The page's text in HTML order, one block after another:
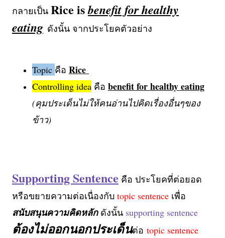
กลายเป็น Rice isbenefit for healthy
eating ดังนั้น จากประโยคตัวอย่าง
Topic คือ Rice
Controlling idea คือ benefit for healthy eating
(คุมประเด็นไม่ให้คนอ่านไปคิดเรื่องอื่นๆของ
ข้าว)
Supporting Sentence คือ ประโยคที่ต่อยอด
หรือขยายความต่อเนื่องกับ topic sentence เพื่อ
สนับสนุนความคิดหลัก ดังนั้น supporting sentence
ต้องไม่ออกนอกประเด็นต่อ topic sentence